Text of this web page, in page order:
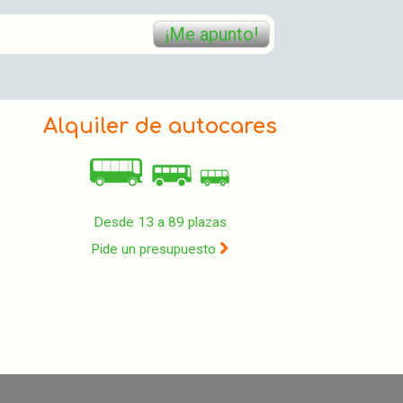
¡Me apunto!
Alquiler de autocares
Desde 13 a 89 plazas
Pide un presupuesto